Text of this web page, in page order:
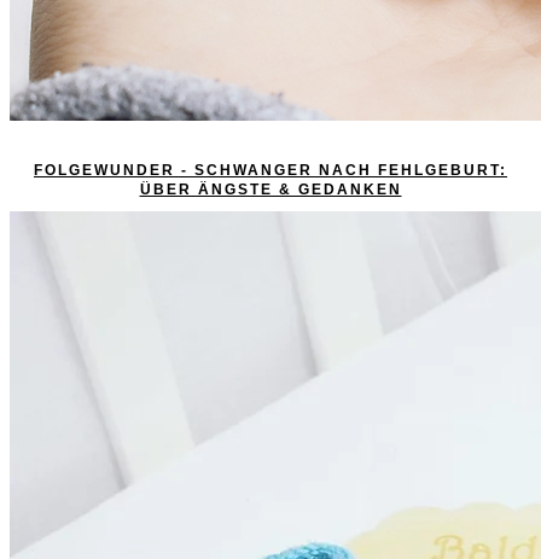
FOLGEWUNDER - SCHWANGER NACH FEHLGEBURT:
ÜBER ÄNGSTE & GEDANKEN